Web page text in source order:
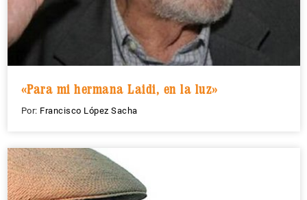
«Para mi hermana Laidi, en la luz»
Por: Francisco López Sacha